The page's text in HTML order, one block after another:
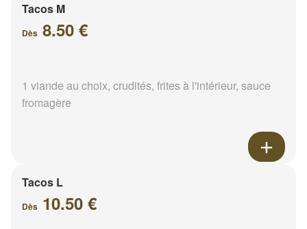
Tacos M
Dès 8.50 €
1 viande au choix, crudités, frites à l'intérieur, sauce
fromagère
Tacos L
Dès 10.50 €